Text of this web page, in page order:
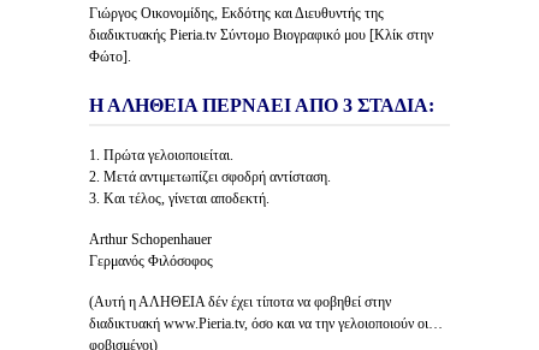
Γιώργος Οικονομίδης, Εκδότης και Διευθυντής της
διαδικτυακής Pieria.tv Σύντομο Βιογραφικό μου [Κλίκ στην
Φώτο].
Η ΑΛΗΘΕΙΑ ΠΕΡΝΑΕΙ ΑΠΟ 3 ΣΤΑΔΙΑ:
1. Πρώτα γελοιοποιείται.
2. Μετά αντιμετωπίζει σφοδρή αντίσταση.
3. Και τέλος, γίνεται αποδεκτή.
Arthur Schopenhauer
Γερμανός Φιλόσοφος
(Αυτή η ΑΛΗΘΕΙΑ δέν έχει τίποτα να φοβηθεί στην
διαδικτυακή www.Pieria.tv, όσο και να την γελοιοποιούν οι…
φοβισμένοι)